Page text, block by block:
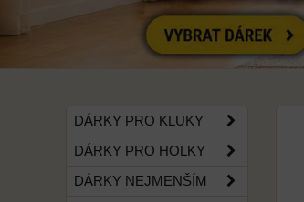
DÁRKY PRO KLUKY
DÁRKY PRO HOLKY
DÁRKY NEJMENŠÍM